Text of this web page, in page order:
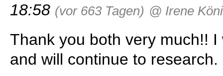
18:58 (vor 663 Tagen) @ Irene
Thank you both very much!!
and will continue to research.